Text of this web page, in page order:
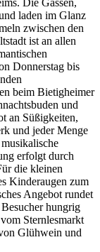
laden im Glanz
zwischen den
ist an allen
Donnerstag bis
beim Bietigheimer
und
an Süßigkeiten,
und jeder Menge
erfolgt durch
die kleinen
Kinderaugen zum
Angebot rundet
hungrig
Sternlesmarkt
Glühwein und